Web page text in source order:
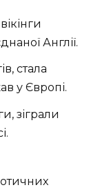
Англії.
стала
у Європі.
зіграли